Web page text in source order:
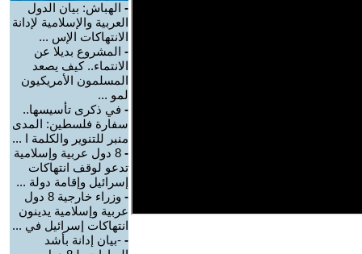
- الهباش: بيان الدول
العربية والإسلامية لإدانة
الانتهاكات الإس ...
- المشروع بديلا عن
الانتماء.. كيف يصعد
المسلمون الأمريكيون
لمو ...
- في ذكرى تأسيسها..
سفارة فلسطين: المدى
منبر للتنوير والكلمة ا ...
-
8 دول عربية وإسلامية
تدعو لوقف انتهاكات
إسرائيل وإقامة دولة ...
-
وزراء خارجية 8 دول
عربية وإسلامية يدينون
انتهاكات إسرائيل في ...
- -بيان إدانة بأشد